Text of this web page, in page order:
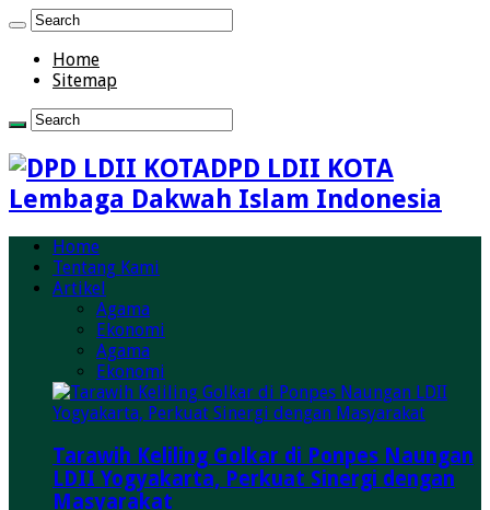
Home
Sitemap
DPD LDII KOTA
Lembaga Dakwah Islam Indonesia
Home
Tentang Kami
Artikel
Agama
Ekonomi
Agama
Ekonomi
Tarawih Keliling Golkar di Ponpes Naungan
LDII Yogyakarta, Perkuat Sinergi dengan
Masyarakat